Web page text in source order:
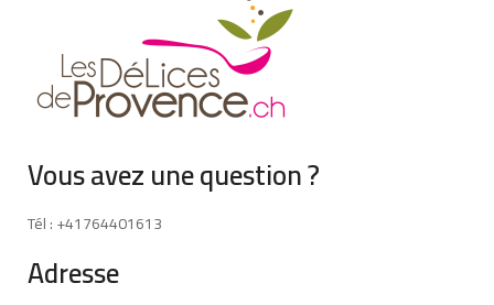
Vous avez une question ?
Tél : +41764401613
Adresse